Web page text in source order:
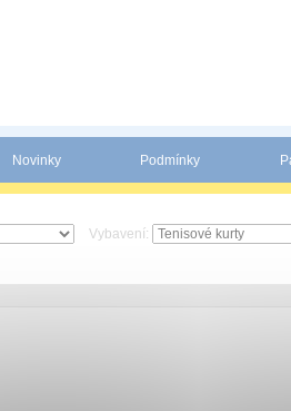
Novinky Podmínky
Vybavení: